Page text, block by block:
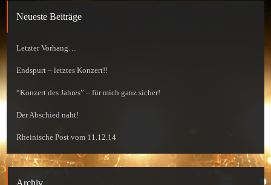
Neueste Beiträge
Letzter Vorhang…
Endspurt – letztes Konzert!!
“Konzert des Jahres” – für mich ganz sicher!
Der Abschied naht!
Rheinische Post vom 11.12.14
Archiv